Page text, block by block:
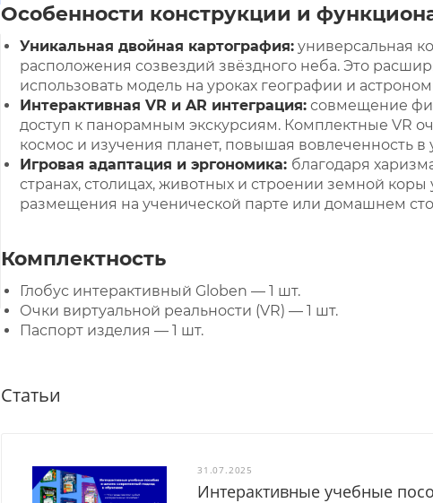
Особенности конструкции и
Уникальная двойная картография: универсальная
расположения созвездий звёздного неба. Это
использовать модель на уроках географии и
Интерактивная VR и AR интеграция: совмещение
доступ к панорамным экскурсиям. Комплектные VR
космос и изучения планет, повышая вовлеченность в
Игровая адаптация и эргономика: благодаря
странах, столицах, животных и строении земной
размещения на ученической парте или домашнем
Комплектность
Глобус интерактивный Globen — 1 шт.
Очки виртуальной реальности (VR) — 1 шт.
Паспорт изделия — 1 шт.
Статьи
31.07.2025
Интерактивные учебные